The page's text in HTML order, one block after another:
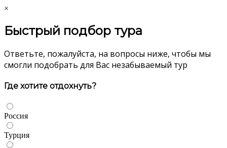
×
Быстрый подбор тура
Ответьте, пожалуйста, на вопросы ниже, чтобы мы
смогли подобрать для Вас незабываемый тур
Где хотите отдохнуть?
Россия
Турция